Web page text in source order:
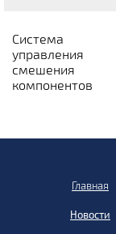
Система
управления
смешения
компонентов
Главная
Новости